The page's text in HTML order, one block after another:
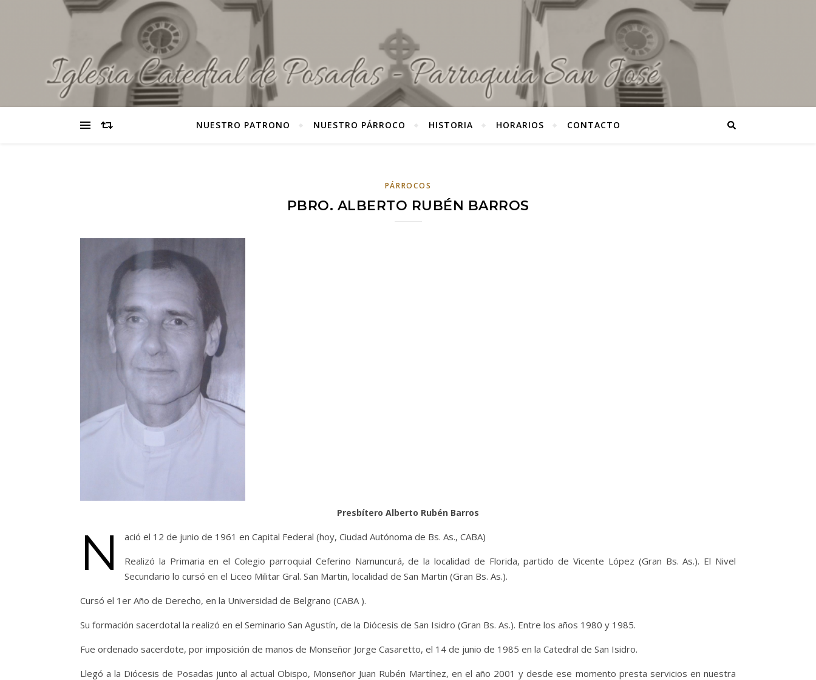
NUESTRO PATRONO NUESTRO PÁRROCO HISTORIA HORARIOS CONTACTO
PÁRROCOS
PBRO. ALBERTO RUBÉN BARROS
Presbítero Alberto Rubén Barros
N
ació el 12 de junio de 1961 en Capital Federal (hoy, Ciudad Autónoma de Bs. As., CABA)
Realizó la Primaria en el Colegio parroquial Ceferino Namuncurá, de la localidad de Florida, partido de Vicente López (Gran Bs. As.). El Nivel
Secundario lo cursó en el Liceo Militar Gral. San Martin, localidad de San Martin (Gran Bs. As.).
Cursó el 1er Año de Derecho, en la Universidad de Belgrano (CABA ).
Su formación sacerdotal la realizó en el Seminario San Agustín, de la Diócesis de San Isidro (Gran Bs. As.). Entre los años 1980 y 1985.
Fue ordenado sacerdote, por imposición de manos de Monseñor Jorge Casaretto, el 14 de junio de 1985 en la Catedral de San Isidro.
Llegó a la Diócesis de Posadas junto al actual Obispo, Monseñor Juan Rubén Martínez, en el año 2001 y desde ese momento presta servicios en nuestra